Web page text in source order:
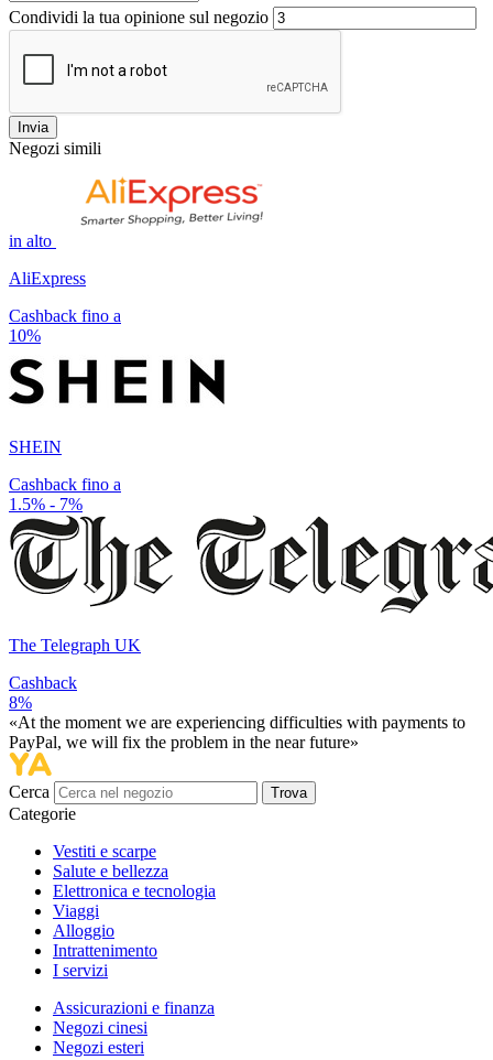
Condividi la tua opinione sul negozio
Invia
Negozi simili
in alto
AliExpress
Cashback fino a
10%
SHEIN
Cashback fino a
1.5% - 7%
The Telegraph UK
Cashback
8%
«At the moment we are experiencing difficulties with payments to
PayPal, we will fix the problem in the near future»
Cerca Trova
Categorie
Vestiti e scarpe
Salute e bellezza
Elettronica e tecnologia
Viaggi
Alloggio
Intrattenimento
I servizi
Assicurazioni e finanza
Negozi cinesi
Negozi esteri